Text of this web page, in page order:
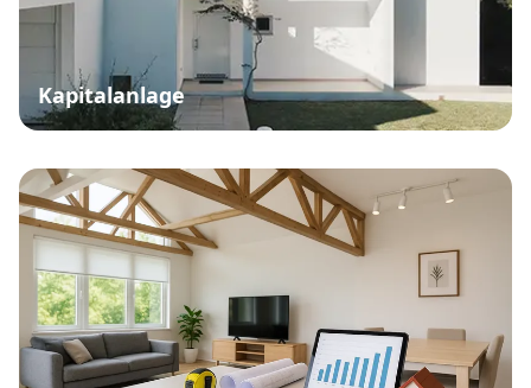
Kapitalanlage